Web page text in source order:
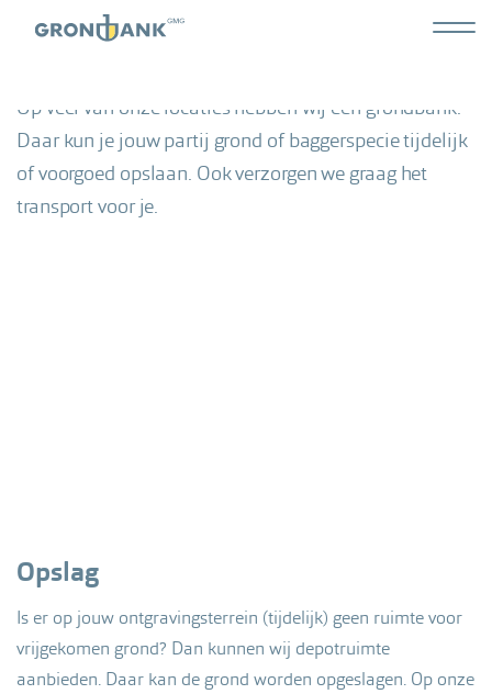
de
inhoud
gaan
Inname, opslag en transport
Op veel van onze locaties hebben wij een grondbank.
Daar kun je jouw partij grond of baggerspecie tijdelijk
of voorgoed opslaan. Ook verzorgen we graag het
transport voor je.
Opslag
Is er op jouw ontgravingsterrein (tijdelijk) geen ruimte voor
vrijgekomen grond? Dan kunnen wij depotruimte
aanbieden. Daar kan de grond worden opgeslagen. Op onze